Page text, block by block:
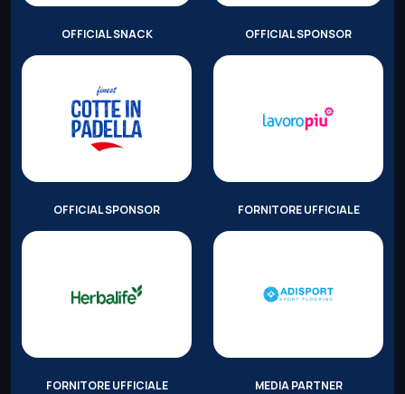
OFFICIAL SNACK OFFICIAL SPONSOR
OFFICIAL SPONSOR FORNITORE UFFICIALE
FORNITORE UFFICIALE MEDIA PARTNER